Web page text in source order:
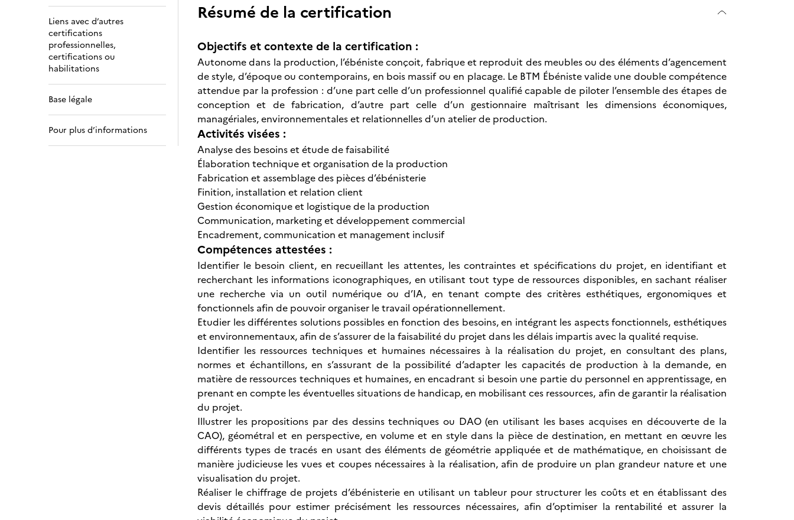
Liens avec d’autres
certifications
professionnelles,
certifications ou
habilitations
Base légale
Pour plus d’informations
Résumé de la certification
Objectifs et contexte de la certification :
Autonome dans la production, l’ébéniste conçoit, fabrique et reproduit des meubles ou des éléments d’agencement
de style, d’époque ou contemporains, en bois massif ou en placage. Le BTM Ébéniste valide une double compétence
attendue par la profession : d’une part celle d’un professionnel qualifié capable de piloter l’ensemble des étapes de
conception et de fabrication, d’autre part celle d’un gestionnaire maîtrisant les dimensions économiques,
managériales, environnementales et relationnelles d’un atelier de production.
Activités visées :
Analyse des besoins et étude de faisabilité
Élaboration technique et organisation de la production
Fabrication et assemblage des pièces d’ébénisterie
Finition, installation et relation client
Gestion économique et logistique de la production
Communication, marketing et développement commercial
Encadrement, communication et management inclusif
Compétences attestées :
Identifier le besoin client, en recueillant les attentes, les contraintes et spécifications du projet, en identifiant et
recherchant les informations iconographiques, en utilisant tout type de ressources disponibles, en sachant réaliser
une recherche via un outil numérique ou d’IA, en tenant compte des critères esthétiques, ergonomiques et
fonctionnels afin de pouvoir organiser le travail opérationnellement.
Etudier les différentes solutions possibles en fonction des besoins, en intégrant les aspects fonctionnels, esthétiques
et environnementaux, afin de s’assurer de la faisabilité du projet dans les délais impartis avec la qualité requise.
Identifier les ressources techniques et humaines nécessaires à la réalisation du projet, en consultant des plans,
normes et échantillons, en s’assurant de la possibilité d’adapter les capacités de production à la demande, en
matière de ressources techniques et humaines, en encadrant si besoin une partie du personnel en apprentissage, en
prenant en compte les éventuelles situations de handicap, en mobilisant ces ressources, afin de garantir la réalisation
du projet.
Illustrer les propositions par des dessins techniques ou DAO (en utilisant les bases acquises en découverte de la
CAO), géométral et en perspective, en volume et en style dans la pièce de destination, en mettant en œuvre les
différents types de tracés en usant des éléments de géométrie appliquée et de mathématique, en choisissant de
manière judicieuse les vues et coupes nécessaires à la réalisation, afin de produire un plan grandeur nature et une
visualisation du projet.
Réaliser le chiffrage de projets d’ébénisterie en utilisant un tableur pour structurer les coûts et en établissant des
devis détaillés pour estimer précisément les ressources nécessaires, afin d’optimiser la rentabilité et assurer la